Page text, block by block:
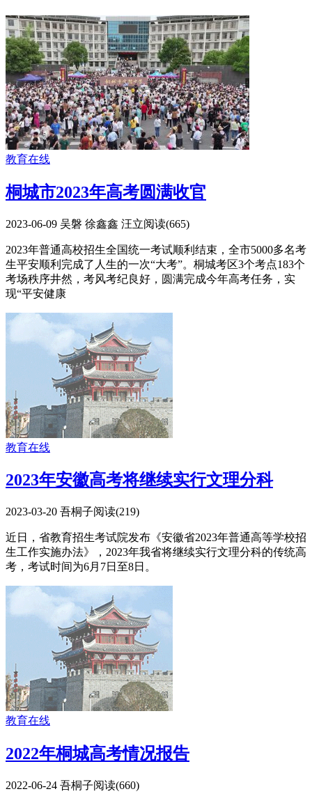
教育在线
桐城市2023年高考圆满收官
2023-06-09 吴磐 徐鑫鑫 汪立阅读(665)
2023年普通高校招生全国统一考试顺利结束，全市5000多名考
生平安顺利完成了人生的一次“大考”。桐城考区3个考点183个
考场秩序井然，考风考纪良好，圆满完成今年高考任务，实
现“平安健康
教育在线
2023年安徽高考将继续实行文理分科
2023-03-20 吾桐子阅读(219)
近日，省教育招生考试院发布《安徽省2023年普通高等学校招
生工作实施办法》，2023年我省将继续实行文理分科的传统高
考，考试时间为6月7日至8日。
教育在线
2022年桐城高考情况报告
2022-06-24 吾桐子阅读(660)